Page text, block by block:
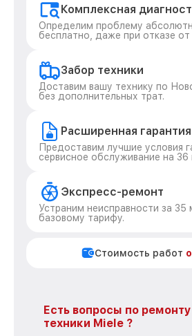
Комплексная
Определим проблему
бесплатно, даже при отказе от
Забор техники
Доставим вашу технику по
без дополнительных трат.
Расширенная гарантия
Предоставим лучшие условия
сервисное обслуживание на 36
Экспресс-ремонт
Устраним неисправности за 35
базовому тарифу.
Стоимость работ
Есть вопросы по ремонту
техники Miele ?